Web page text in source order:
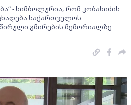
- სიმბოლურია, რომ კობახიძის
საქართველოს
გმირების მემორიალზე